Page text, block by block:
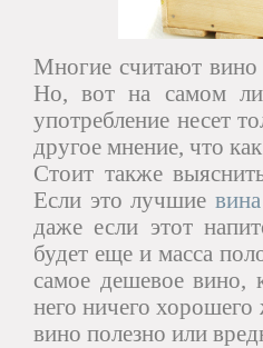
Многие считают
Но, вот на самом ли
употребление несет
другое мнение, что
Стоит также
Если это лучшие
даже если этот
будет еще и масса
самое дешевое вино,
него ничего
вино полезно или